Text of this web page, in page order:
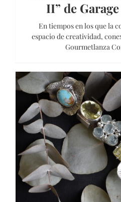
II” de
En tiempos en los que la
espacio de creatividad,
Gourmetlanza